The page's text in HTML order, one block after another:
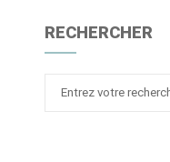
RECHERCHER